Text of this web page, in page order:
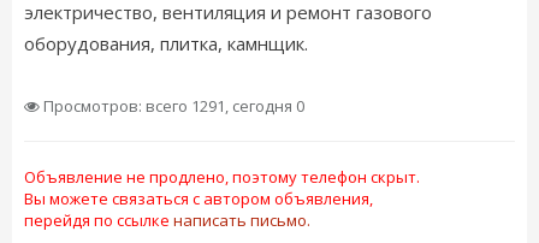
электричество, вентиляция и ремонт газового
оборудования, плитка, камнщик.
Просмотров: всего 1291, сегодня 0
Объявление не продлено, поэтому телефон скрыт.
Вы можете связаться с автором объявления,
перейдя по ссылке написать письмо.